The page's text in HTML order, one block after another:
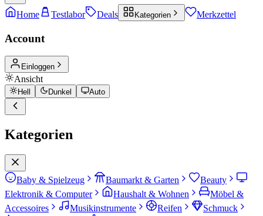
Home Testlabor Deals Kategorien Merkzettel
Account
Einloggen
Ansicht
Hell Dunkel Auto
Kategorien
Baby & Spielzeug Baumarkt & Garten
Beauty
Elektronik & Computer
Haushalt & Wohnen
Möbel &
Accessoires
Musikinstrumente Reifen
Schmuck